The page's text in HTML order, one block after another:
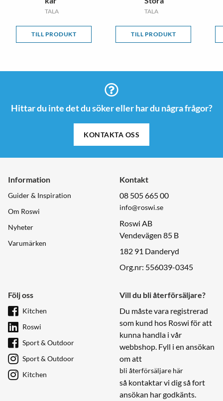
TALA
TILL PRODUKT
TALA
TILL PRODUKT
Hittar du inte det du söker eller har du några frågor?
KONTAKTA OSS
Information
Guider & Inspiration
Om Roswi
Nyheter
Varumärken
Kontakt
08 505 665 00
info@roswi.se
Roswi AB
Vendevägen 85 B
182 91 Danderyd
Org.nr: 556039-0345
Följ oss
Kitchen
Roswi
Sport & Outdoor
Sport & Outdoor
Kitchen
Vill du bli återförsäljare?
Du måste vara registrerad
som kund hos Roswi för att
kunna handla i vår
webbshop. Fyll i en ansökan
om att
bli återförsäljare här
så kontaktar vi dig så fort
ansökan har godkänts.